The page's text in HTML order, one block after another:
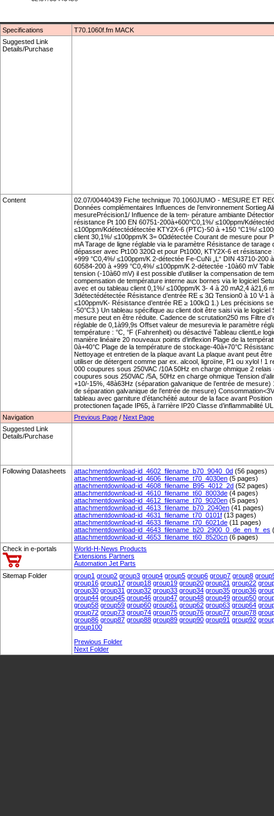
Specifications
T70.1060f.fm MACK
Suggested Link
Details/Purchase
Content
02.07/00440439 Fiche technique 70.1060JUMO - MESURE ET
Données complémentaires Influences de l’environnement Sortieg
mesurePrécision1/ Influence de la tem- pérature ambiante
résistance Pt 100 EN 60751-200à+600°C0,1%/ ≤100ppm/
≤100ppm/Kdétectédétectée KTY2X-6 (PTC)-50 à +150 °C1%/
client 30,1%/ ≤100ppm/K 3= 0Ωdétectée Courant de mesure pour
mA Tarage de ligne réglable via le paramètre Résistance de
dépasser avec Pt100 320Ω et pour Pt1000, KTY2X-6 et
+999 °C0,4%/ ≤100ppm/K 2-détectée Fe-CuNi „L“ DIN 43710-200
60584-200 à +999 °C0,4%/ ≤100ppm/K 2-détectée -10à60 mV
tension (-10à60 mV) il est possible d’utiliser la compensation de
compensation de température interne aux bornes via le logiciel
avec et ou tableau client 0,1%/ ≤100ppm/K 3- 4 à 20 mA2,4 à21,6
3détectédétectée Résistance d’entrée RE ≤ 3Ω Tension0 à 10 V-1
≤100ppm/K- Résistance d’entrée RE ≥ 100kΩ 1.) Les précisions
-50°C3.) Un tableau spécifique au client doit être saisi via le
mesure peut en être réduite. Cadence de scrutation250 ms Filtre
réglable de 0,1à99,9s Offset valeur de mesurevia le paramètre
température : °C, °F (Fahrenheit) ou désactivé Tableau clientLe
manière linéaire 20 nouveaux points d’inflexion Plage de la
0à+40°C Plage de la température de stockage-40à+70°C
Nettoyage et entretien de la plaque avant La plaque avant peut
utiliser de détergent comme par ex. alcool, ligroïne, P1 ou xylol ! 1
000 coupures sous 250VAC /10A 50Hz en charge ohmique 2
coupures sous 250VAC /5A, 50Hz en charge ohmique Tension
+10/-15%, 48à63Hz (séparation galvanique de l’entrée de
de séparation galvanique de l’entrée de mesure)
tableau avec garniture d’étanchéité autour de la face avant
protectionen façade IP65, à l’arrière IP20 Classe d’inflammabilité
Navigation
Previous Page / Next Page
Suggested Link
Details/Purchase
Following Datasheets attachmentdownload-id_4602_filename_b70_9040_0d (56 pages)
attachmentdownload-id_4606_filename_t70_4030en (5 pages)
attachmentdownload-id_4608_filename_B95_4012_2d (52 pages)
attachmentdownload-id_4610_filename_t60_8003de (4 pages)
attachmentdownload-id_4612_filename_t70_9020en (5 pages)
attachmentdownload-id_4613_filename_b70_2040en (41 pages)
attachmentdownload-id_4631_filename_t70_0101f (13 pages)
attachmentdownload-id_4633_filename_t70_6021de (11 pages)
attachmentdownload-id_4643_filename_b20_2900_0_de_en_fr_es
attachmentdownload-id_4653_filename_t60_8520cn (6 pages)
Check in e-portals
World-H-News Products
Extensions Partners
Automation Jet Parts
Sitemap Folder
group1 group2 group3 group4 group5 group6 group7 group8
group16 group17 group18 group19 group20 group21 group22
group30 group31 group32 group33 group34 group35 group36
group44 group45 group46 group47 group48 group49 group50
group58 group59 group60 group61 group62 group63 group64
group72 group73 group74 group75 group76 group77 group78
group86 group87 group88 group89 group90 group91 group92
group100
Prewious Folder
Next Folder